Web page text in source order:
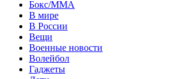
Бокс/MMA
В мире
В России
Вещи
Военные новости
Волейбол
Гаджеты